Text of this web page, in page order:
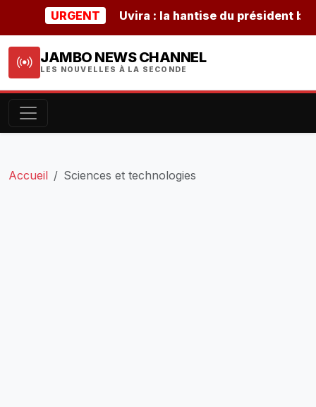
URGENT Uvira : la hantise du président
JAMBO NEWS CHANNEL
LES NOUVELLES À LA SECONDE
Accueil Sciences et technologies